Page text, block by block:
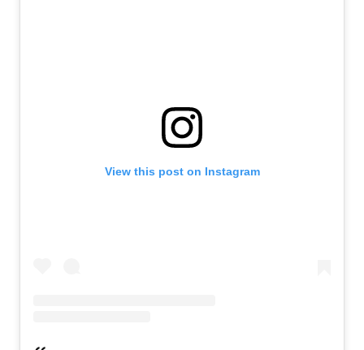
View this post on Instagram